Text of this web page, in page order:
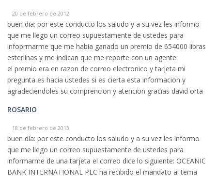
20 de febrero de 2012
buen dia: por este conducto los saludo y a su vez les informo
que me llego un correo supuestamente de ustedes para
infoprmarme que me habia ganado un premio de 654000 libras
esterlinas y me indican que me reporte con un agente.
el premio era en razon de correo electronico y tarjeta mi
pregunta es hacia ustedes si es cierta esta informacion y
agradeciendoles su comprencion y atencion gracias david orta
ROSARIO
18 de febrero de 2013
buen dia: por este conducto los saludo y a su vez les informo
que me llego un correo supuestamente de ustedes para
informarme de una tarjeta el correo dice lo siguiente: OCEANIC
BANK INTERNATIONAL PLC ha recibido el mandato al tema